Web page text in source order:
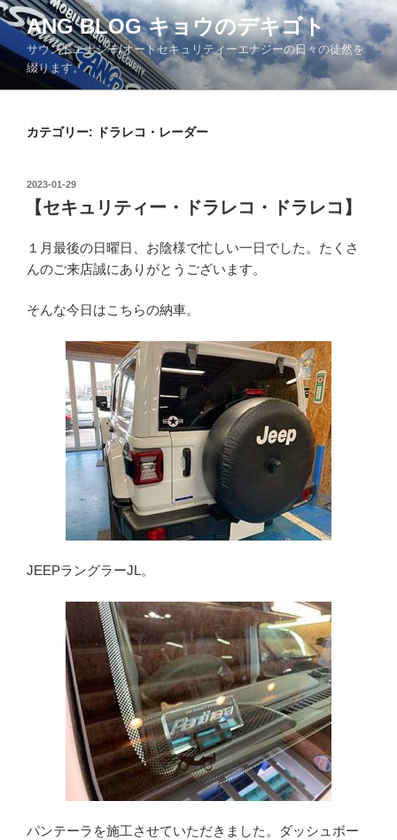
コ
ン
テ
ツ
ANG BLOG キョウのデキゴト
サウンドエナジー/オートセキュリティーエナジーの日々の徒然を
綴ります。
カテゴリー: ドラレコ・レーダー
投
稿
日:
2023-01-29
【セキュリティー・ドラレコ・ドラレコ】
１月最後の日曜日、お陰様で忙しい一日でした。たくさ
んのご来店誠にありがとうございます。
そんな今日はこちらの納車。
JEEPラングラーJL。
パンテーラを施工させていただきました。ダッシュボー